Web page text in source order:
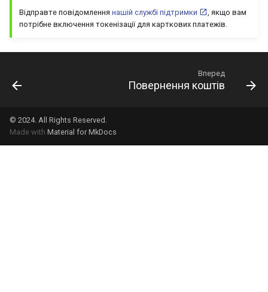
Відправте повідомлення нашій службі підтримки
, якщо вам
потрібне включення токенізації для карткових платежів.
Вперед
Повернення коштів
© 2024. All Rights Reserved.
Made with Material for MkDocs